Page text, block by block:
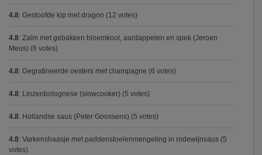
4.8: Gestoofde kip met dragon (12 votes)
4.8: Zalm met gebakken bloemkool, aardappelen en spek (Jeroen
Meus) (6 votes)
4.8: Gegratineerde oesters met champagne (6 votes)
4.8: Linzenbolognese (slowcooker) (5 votes)
4.8: Hollandse saus (Peter Goossens) (5 votes)
4.8: Varkenshaasje met paddenstoelenmengeling in rodewijnsaus (5
votes)